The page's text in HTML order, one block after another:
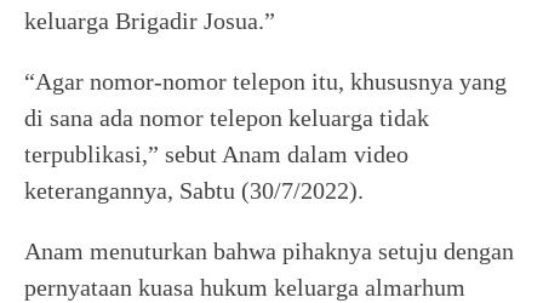
keluarga Brigadir Josua.”
“Agar nomor-nomor telepon itu, khususnya yang
di sana ada nomor telepon keluarga tidak
terpublikasi,” sebut Anam dalam video
keterangannya, Sabtu (30/7/2022).
Anam menuturkan bahwa pihaknya setuju dengan
pernyataan kuasa hukum keluarga almarhum